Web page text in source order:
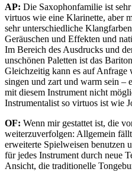
AP: Die Saxophonfamilie ist
virtuos wie eine Klarinette, aber
sehr unterschiedliche
Geräuschen und Effekten und
Im Bereich des Ausdrucks und
unschönen Paletten ist das
Gleichzeitig kann es auf Anfrage
singen und zart und warm sein –
mit diesem Instrument nicht
Instrumentalist so virtuos ist wie
OF: Wenn mir gestattet ist, die
weiterzuverfolgen: Allgemein
erweiterte Spielweisen benutzen
für jedes Instrument durch neue
Ansicht, die traditionelle